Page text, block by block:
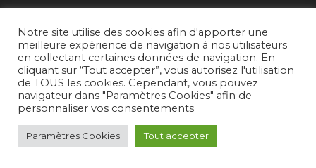
Notre site utilise des cookies afin d'apporter une
meilleure expérience de navigation à nos utilisateurs
en collectant certaines données de navigation. En
cliquant sur “Tout accepter”, vous autorisez l'utilisation
de TOUS les cookies. Cependant, vous pouvez
navigateur dans "Paramètres Cookies" afin de
personnaliser vos consentements
Paramètres Cookies Tout accepter